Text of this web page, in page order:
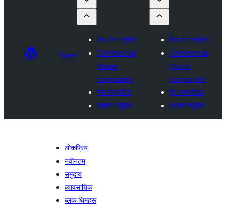
थिमहरू
थिम पेस गर्नुहोस्
Commercial
theme
companies
मेरा मनपर्दोहरू
लगइन गर्नुहोस्
थिम पेस गर्नुहोस्
Commercial
theme
companies
मेरा मनपर्दोहरू
लगइन गर्नुहोस्
लोकप्रिय
नवीनतम
समुदाय
व्यावसायिक
ब्लक थिमहरू